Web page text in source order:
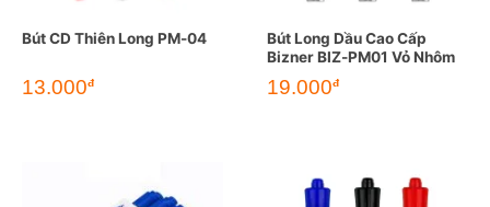
Bút CD Thiên Long PM-04
13.000đ
Bút Long Dầu Cao Cấp
Bizner BIZ-PM01 Vỏ Nhôm
19.000đ